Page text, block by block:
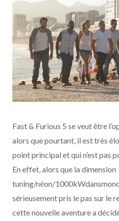
Fast & Furious 5 se veut être
alors que pourtant, il est très
point principal et qui n’est pas
En effet, alors que la dimension
tuning/néon/
sérieusement pris le pas sur le
cette nouvelle aventure a